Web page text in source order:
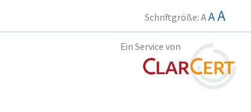
Schriftgröße: AAA
Ein Service von